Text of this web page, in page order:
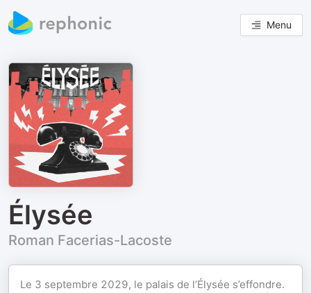
Menu
Élysée
Roman Facerias-Lacoste
Le 3 septembre 2029, le palais de l’Élysée s’effondre.